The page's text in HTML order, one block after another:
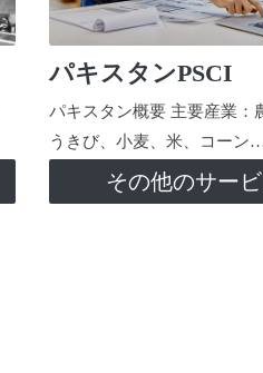
パキスタンPSCI
パキスタン概要 主要産業：
うきび、小麦、米、コーン
その他のサー